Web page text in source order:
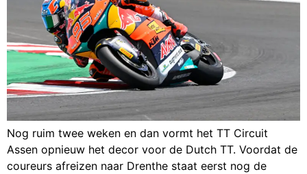
Nog ruim twee weken en dan vormt het TT Circuit
Assen opnieuw het decor voor de Dutch TT. Voordat de
coureurs afreizen naar Drenthe staat eerst nog de